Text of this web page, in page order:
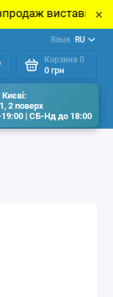
зразків меблів×
Язык RU
Корзина 0
0 грн